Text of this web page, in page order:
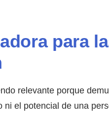
para
relevante porque
ni el potencial de una